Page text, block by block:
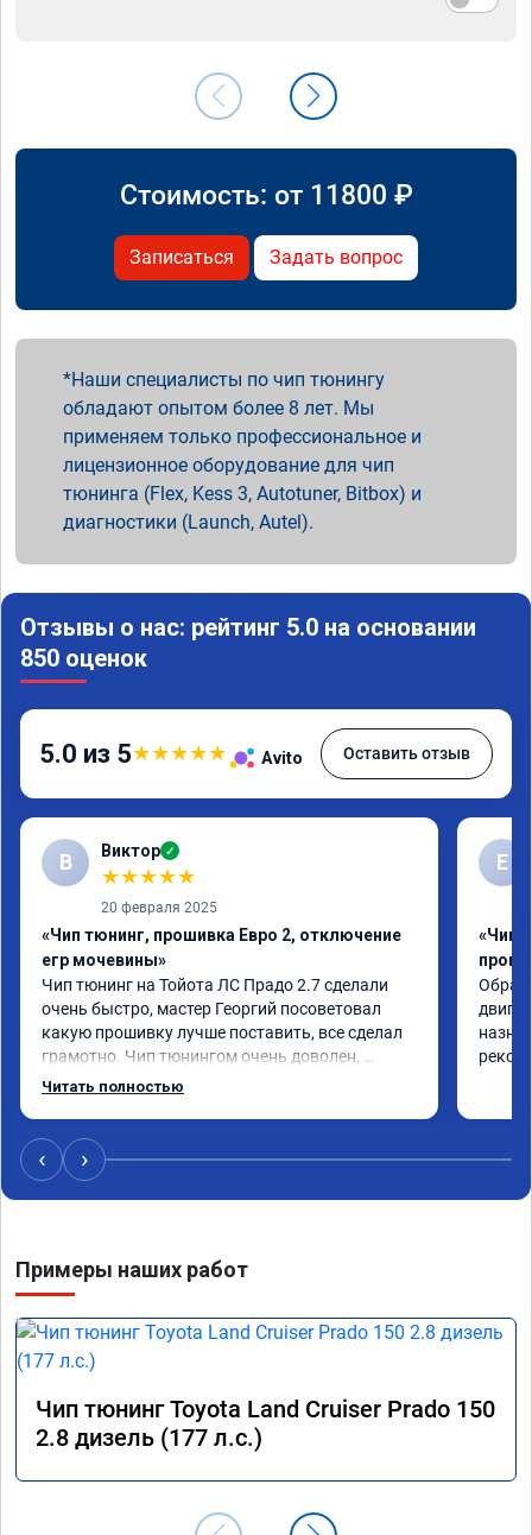
Стоимость: от 11800 ₽
Записаться Задать вопрос
Наши специалисты по чип тюнингу
обладают опытом более 8 лет. Мы
применяем только профессиональное и
лицензионное оборудование для чип
тюнинга (Flex, Kess 3, Autotuner, Bitbox) и
диагностики (Launch, Autel).
Отзывы о нас: рейтинг 5.0 на основании
850 оценок
5.0 из 5★★★★★ Avito Оставить отзыв
В Виктор ✓
★★★★★
20 февраля 2025
«Чип тюнинг, прошивка Евро 2, отключение
егр мочевины»
Чип тюнинг на Тойота ЛС Прадо 2.7 сделали
очень быстро, мастер Георгий посоветовал
какую прошивку лучше поставить, все сделал
грамотно. Чип тюнингом очень доволен,
машина ожила немного, отзыв на педаль газа
провалы. Расход топлива остался таким же, но
динамика улучшилась. Советую этот сервис
всем. Спасибо!!!
Читать полностью
Е
«Чип
‹ ›
Примеры наших работ
Чип тюнинг Toyota Land Cruiser Prado 150
2.8 дизель (177 л.с.)